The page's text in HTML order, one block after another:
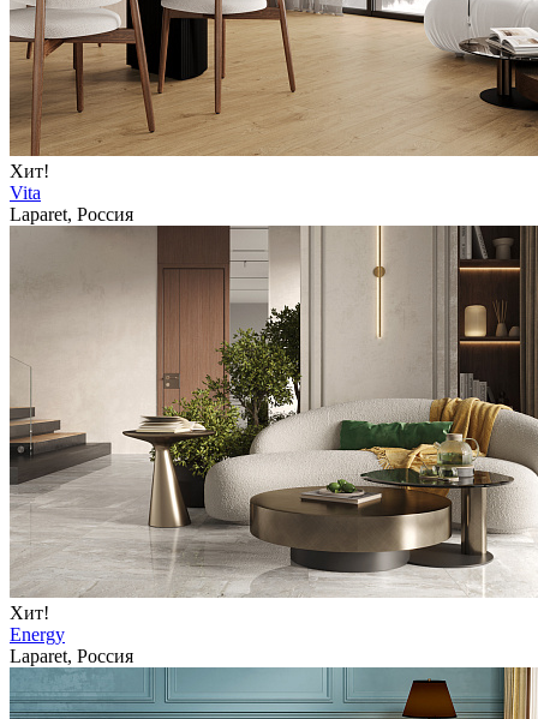
Хит!
Vita
Laparet, Россия
Хит!
Energy
Laparet, Россия